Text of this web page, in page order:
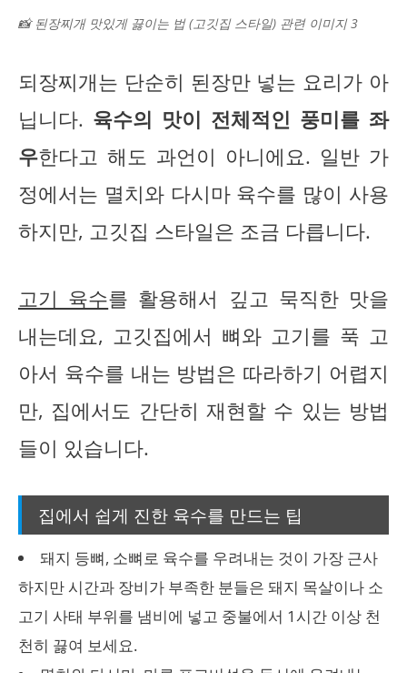
📸 된장찌개 맛있게 끓이는 법 (고깃집 스타일) 관련 이미지 3
되장찌개는 단순히 된장만 넣는 요리가 아
닙니다. 육수의 맛이 전체적인 풍미를 좌
우한다고 해도 과언이 아니에요. 일반 가
정에서는 멸치와 다시마 육수를 많이 사용
하지만, 고깃집 스타일은 조금 다릅니다.
고기 육수를 활용해서 깊고 묵직한 맛을
내는데요, 고깃집에서 뼈와 고기를 푹 고
아서 육수를 내는 방법은 따라하기 어렵지
만, 집에서도 간단히 재현할 수 있는 방법
들이 있습니다.
집에서 쉽게 진한 육수를 만드는 팁
돼지 등뼈, 소뼈로 육수를 우려내는 것이 가장 근사
하지만 시간과 장비가 부족한 분들은 돼지 목살이나 소
고기 사태 부위를 냄비에 넣고 중불에서 1시간 이상 천
천히 끓여 보세요.